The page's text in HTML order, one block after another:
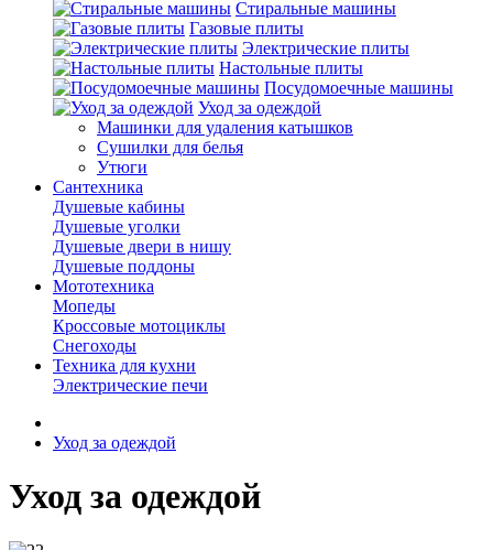
Стиральные машины
Газовые плиты
Электрические плиты
Настольные плиты
Посудомоечные машины
Уход за одеждой
Машинки для удаления катышков
Сушилки для белья
Утюги
Сантехника
Душевые кабины
Душевые уголки
Душевые двери в нишу
Душевые поддоны
Мототехника
Мопеды
Кроссовые мотоциклы
Снегоходы
Техника для кухни
Электрические печи
Уход за одеждой
Уход за одеждой